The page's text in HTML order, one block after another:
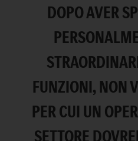
DOPO AVER
FUNZIONI, NON
PER CUI UN
SETTORE